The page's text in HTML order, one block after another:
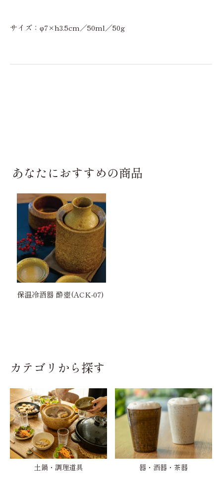
サイズ：φ7×h3.5cm／50ml／50g
あなたにおすすめの商品
保温冷酒器 酔壺(ACK-07)
カテゴリから探す
土鍋・調理道具 器・酒器・茶器